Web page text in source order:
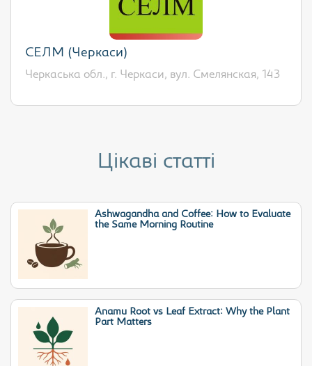
СЕЛМ (Черкаси)
Черкаська обл., г. Черкаси, вул. Смелянская, 143
Цікаві статті
Ashwagandha and Coffee: How to Evaluate
the Same Morning Routine
Anamu Root vs Leaf Extract: Why the Plant
Part Matters